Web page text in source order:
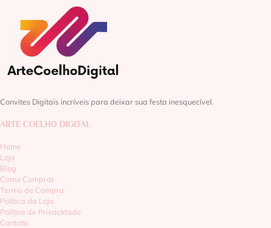
Convites Digitais incríveis para deixar sua festa inesquecível.
ARTE COELHO DIGITAL
Home
Loja
Blog
Como Comprar
Termo de Compra
Política da Loja
Política de Privacidade
Contato